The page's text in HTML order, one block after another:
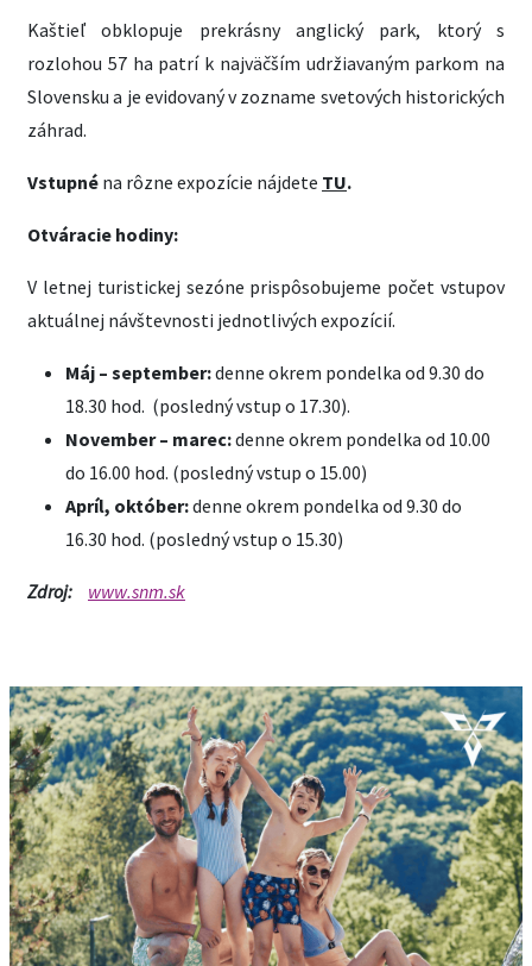
Kaštieľ obklopuje prekrásny anglický park, ktorý s
rozlohou 57 ha patrí k najväčším udržiavaným parkom na
Slovensku a je evidovaný v zozname svetových historických
záhrad.
Vstupné na rôzne expozície nájdete TU.
Otváracie hodiny:
V letnej turistickej sezóne prispôsobujeme počet vstupov
aktuálnej návštevnosti jednotlivých expozícií.
Máj – september:denne okrem pondelka od 9.30 do
18.30 hod. (posledný vstup o 17.30).
November – marec:denne okrem pondelka od 10.00
do 16.00 hod. (posledný vstup o 15.00)
Apríl, október:denne okrem pondelka od 9.30 do
16.30 hod. (posledný vstup o 15.30)
Zdroj: www.snm.sk